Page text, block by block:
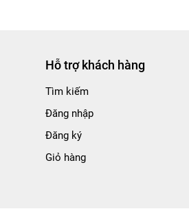
Hỗ trợ khách hàng
Tìm kiếm
Đăng nhập
Đăng ký
Giỏ hàng